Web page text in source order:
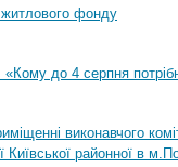
фонду
до 4 серпня
виконавчого
Київської районної в